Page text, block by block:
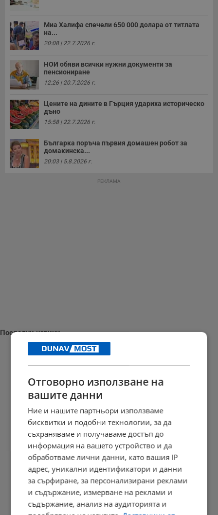
Миа Халифа спечели 650 000 долара от титлата
на...
20:08 | 22.7.2026 г.
НОИ обяви всички нужни документи за
пенсиониране
12:26 | 20.7.2026 г.
Цените на дините в Гърция удариха историческо
дъно
15:58 | 22.7.2026 г.
Българка поръча първия домашен робот за
домакинска...
20:03 | 5.8.2026 г.
РЕКЛАМА
Последни новини
Наталия Ефремова: Минималната заплата няма да е 620 евро
21:03 | 7.8.2026 г.
Сенатът на САЩ одобри нов пакет санкции срещу Русия
20:57 | 7.8.2026 г.
Парковете с батерии превърнаха България в енергиен лидер
20:54 | 7.8.2026 г.
Отговорно използване на
вашите данни
Ние и нашите партньори използваме
бисквитки и подобни технологии, за да
съхраняваме и получаваме достъп до
информация на вашето устройство и да
обработваме лични данни, като вашия IP
адрес, уникални идентификатори и данни
за сърфиране, за персонализирани реклами
и съдържание, измерване на реклами и
съдържание, анализ на аудиторията и